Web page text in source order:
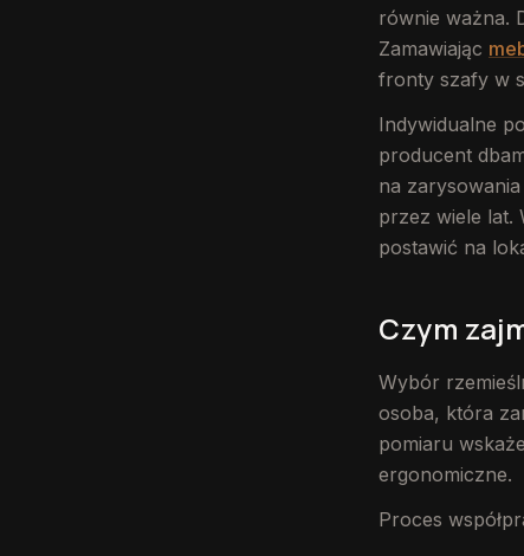
równie ważna.
Zamawiając
fronty szafy w
Indywidualne
producent
na
przez wiele lat.
postawić na
Czym
Wybór
osoba, która
pomiaru
ergonomiczne.
Proces